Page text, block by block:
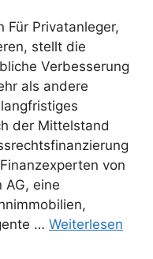
Für Privatanleger,
stellt die
Verbesserung
als andere
der Mittelstand
von
AG, eine
… Weiterlesen